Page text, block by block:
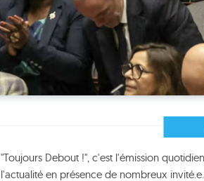
"Toujours Debout !", c'est l'émission
l'actualité en présence de nombreux